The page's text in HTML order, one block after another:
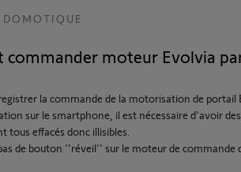
DOMOTIQUE
commander moteur Evolvia
la commande de la motorisation de portail
sur le smartphone, il est nécessaire d'avoir
tous effacés donc illisibles.
de bouton ''réveil'' sur le moteur de commande